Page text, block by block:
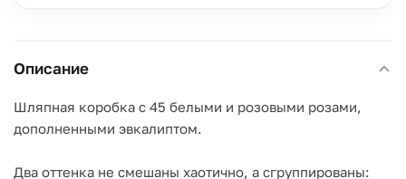
Описание
Шляпная коробка с 45 белыми и розовыми розами,
дополненными эвкалиптом.
Два оттенка не смешаны хаотично, а сгруппированы: